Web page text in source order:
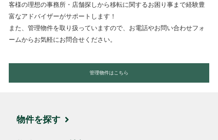
客様の理想の事務所・店舗探しから移転に関するお困り事まで経験豊
富なアドバイザーがサポートします！
また、管理物件を取り扱っていますので、お電話やお問い合わせフォ
ームからお気軽にお問合せください。
管理物件はこちら
物件を探す